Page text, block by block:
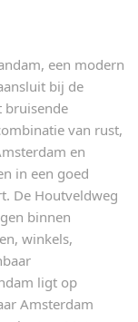
een modern
bij de
bruisende
van rust,
en
in een goed
De Houtveldweg
binnen
winkels,
ligt op
Amsterdam